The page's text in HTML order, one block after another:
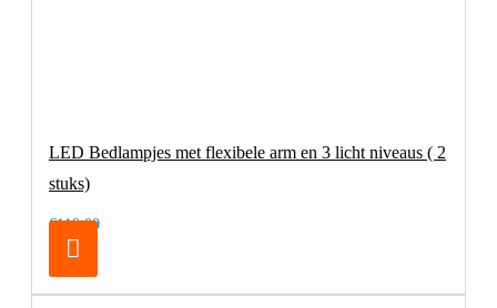
LED Bedlampjes met flexibele arm en 3 licht niveaus ( 2
stuks)
€119,00